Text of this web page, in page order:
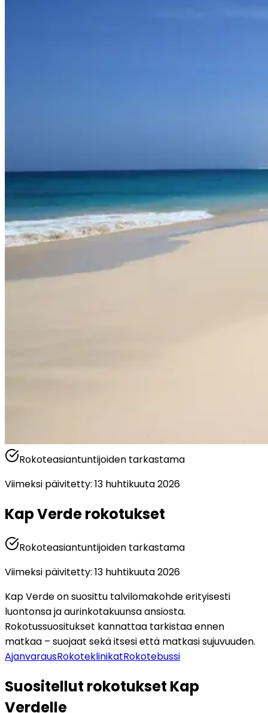
Rokoteasiantuntijoiden tarkastama
Viimeksi päivitetty: 13 huhtikuuta 2026
Kap Verde rokotukset
Rokoteasiantuntijoiden tarkastama
Viimeksi päivitetty: 13 huhtikuuta 2026
Kap Verde on suosittu talvilomakohde erityisesti
luontonsa ja aurinkotakuunsa ansiosta.
Rokotussuositukset kannattaa tarkistaa ennen
matkaa – suojaat sekä itsesi että matkasi sujuvuuden.
AjanvarausRokoteklinikatRokotebussi
Suositellut rokotukset Kap
Verdelle